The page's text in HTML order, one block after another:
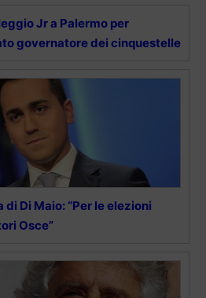
Jr a Palermo per
governatore dei cinquestelle
Di Maio: “Per le elezioni
Osce”